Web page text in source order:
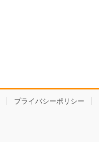
プライバシーポリシー